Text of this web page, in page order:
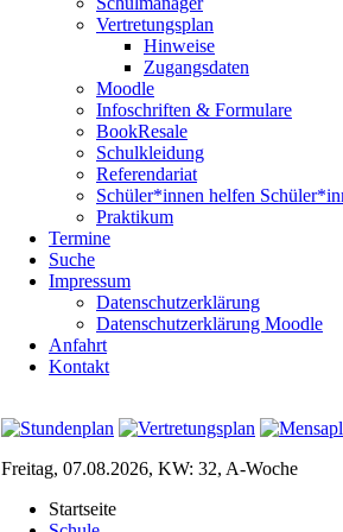
Vertretungsplan
Hinweise
Zugangsdaten
Moodle
Infoschriften & Formulare
BookResale
Schulkleidung
Referendariat
Schüler*innen helfen
Praktikum
Termine
Suche
Impressum
Datenschutzerklärung
Datenschutzerklärung Moodle
Anfahrt
Kontakt
Freitag, 07.08.2026, KW: 32, A-Woche
Startseite